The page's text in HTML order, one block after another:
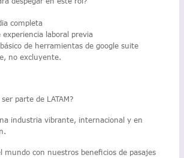
completa
experiencia laboral previa
de herramientas de google suite
no excluyente.
parte de LATAM?
industria vibrante, internacional y en
mundo con nuestros beneficios de pasajes